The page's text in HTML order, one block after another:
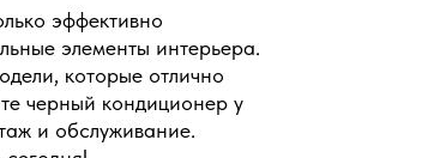
эффективно
элементы интерьера.
которые отлично
черный кондиционер у
и обслуживание.